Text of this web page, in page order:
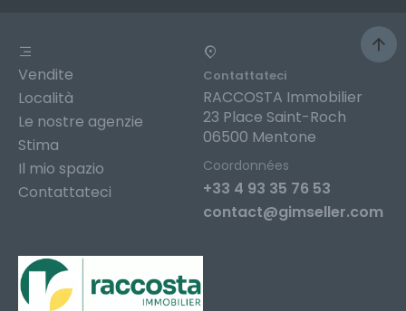
Vendite
Località
Le nostre agenzie
Stima
Il mio spazio
Contattateci
Contattateci
RACCOSTA Immobilier
23 Place Saint-Roch
06500 Mentone
Coordonnées
+33 4 93 35 76 53
contact@gimseller.com